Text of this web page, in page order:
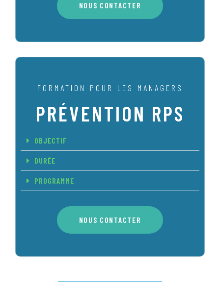
NOUS CONTACTER
FORMATION POUR LES MANAGERS
PRÉVENTION RPS
OBJECTIF
DURÉE
PROGRAMME
NOUS CONTACTER